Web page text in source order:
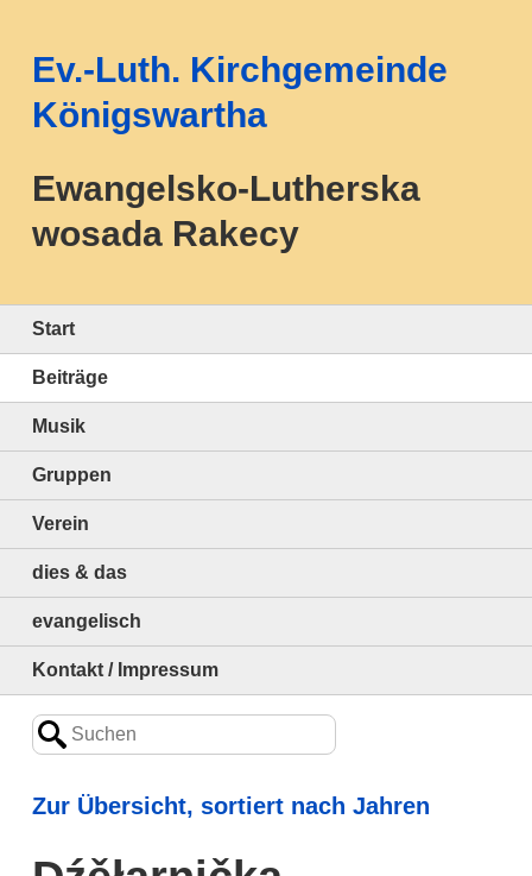
Ev.-Luth. Kirchgemeinde
Königswartha
Ewangelsko-Lutherska
wosada Rakecy
Start
Beiträge
Musik
Gruppen
Verein
dies & das
evangelisch
Kontakt / Impressum
Zur Übersicht, sortiert nach Jahren